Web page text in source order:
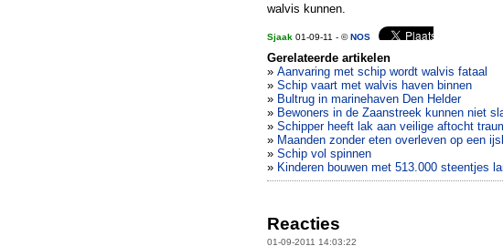
walvis kunnen.
Sjaak 01-09-11 - ©NOS
Gerelateerde artikelen
» Aanvaring met schip wordt walvis fataal
» Schip vaart met walvis haven binnen
» Bultrug in marinehaven Den Helder
» Bewoners in de Zaanstreek kunnen niet
» Schipper heeft lak aan veilige aftocht
» Maanden zonder eten overleven op een
» Schip vol spinnen
» Kinderen bouwen met 513.000 steentjes
Reacties
01-09-2011 14:03:22